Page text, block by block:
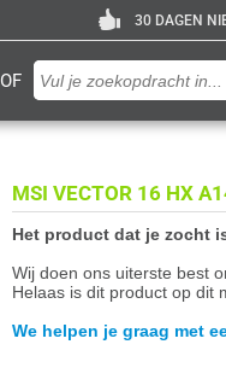
30 DAGEN
OF
MSI VECTOR 16 HX
Het product dat je zocht
Wij doen ons uiterste best
Helaas is dit product op dit
We helpen je graag met